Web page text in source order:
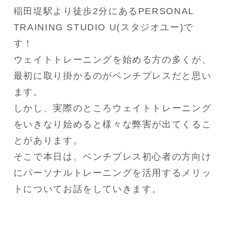
稲田堤駅より徒歩2分にあるPERSONAL
TRAINING STUDIO U(スタジオユー)で
す！
ウェイトトレーニングを始める方の多くが、
最初に取り掛かるのがベンチプレスだと思い
ます。
しかし、実際のところウェイトトレーニング
をいきなり始めると様々な弊害が出てくるこ
とがあります。
そこで本日は、ベンチプレス初心者の方向け
にパーソナルトレーニングを活用するメリッ
トについてお話をしていきます。